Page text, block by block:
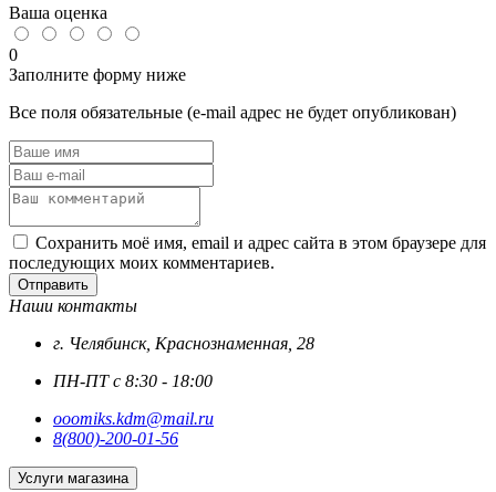
DIN
912
кл.
пр.12.9
Ваша оценка
0
Заполните форму ниже
Все поля обязательные (e-mail адрес не будет опубликован)
Сохранить моё имя, email и адрес сайта в этом браузере для
последующих моих комментариев.
Отправить
Наши контакты
г. Челябинск, Краснознаменная, 28
ПН-ПТ с 8:30 - 18:00
ooomiks.kdm@mail.ru
8(800)-200-01-56
Услуги магазина